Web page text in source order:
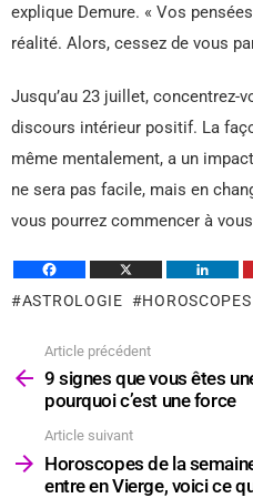
explique Demure. « Vos
réalité. Alors, cessez de vous
Jusqu’au 23 juillet, concentrez-
discours intérieur positif. La
même mentalement, a un
ne sera pas facile, mais en
vous pourrez commencer à
ASTROLOGIE HOROSCOPES
plus
Article précédent
9 signes que vous êtes
pourquoi c’est une force
Article suivant
Horoscopes de la
entre en Vierge, voici ce